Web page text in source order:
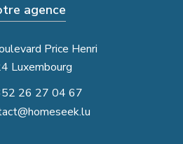
agence
Price Henri
Luxembourg
26 27 04 67